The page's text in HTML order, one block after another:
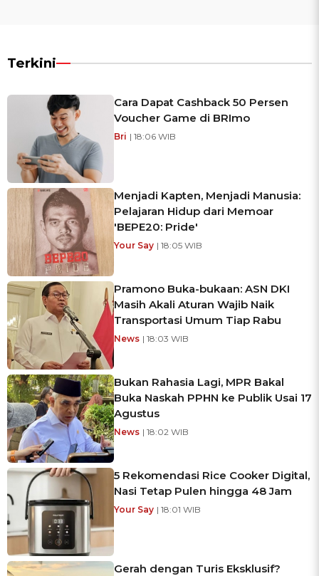
Terkini
Cara Dapat Cashback 50 Persen
Voucher Game di BRImo
Bri | 18:06 WIB
Menjadi Kapten, Menjadi Manusia:
Pelajaran Hidup dari Memoar
'BEPE20: Pride'
Your Say | 18:05 WIB
Pramono Buka-bukaan: ASN DKI
Masih Akali Aturan Wajib Naik
Transportasi Umum Tiap Rabu
News | 18:03 WIB
Bukan Rahasia Lagi, MPR Bakal
Buka Naskah PPHN ke Publik Usai 17
Agustus
News | 18:02 WIB
5 Rekomendasi Rice Cooker Digital,
Nasi Tetap Pulen hingga 48 Jam
Your Say | 18:01 WIB
Gerah dengan Turis Eksklusif?